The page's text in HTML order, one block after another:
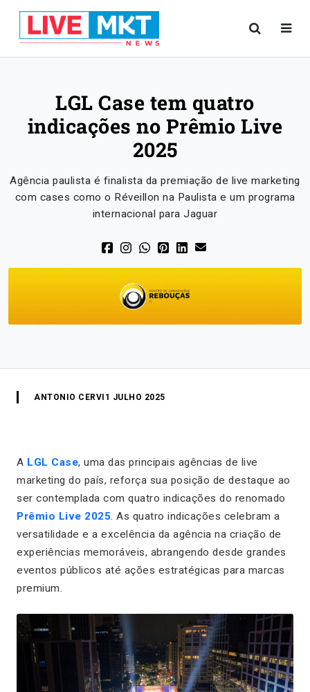
LGL Case tem quatro
indicações no Prêmio Live
2025
Agência paulista é finalista da premiação de live marketing
com cases como o Réveillon na Paulista e um programa
internacional para Jaguar
ANTONIO CERVI 1 JULHO 2025
A LGL Case, uma das principais agências de live
marketing do país, reforça sua posição de destaque ao
ser contemplada com quatro indicações do renomado
Prêmio Live 2025. As quatro indicações celebram a
versatilidade e a excelência da agência na criação de
experiências memoráveis, abrangendo desde grandes
eventos públicos até ações estratégicas para marcas
premium.